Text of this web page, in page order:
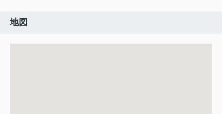
地図